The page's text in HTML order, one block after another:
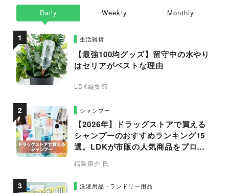
Daily
生活雑貨
【最強100均グッズ】留守中の水やり
はセリアがベストな理由
LDK編集部
シャンプー
【2026年】ドラッグストアで買える
シャンプーのおすすめランキング15
選。LDKが市販の人気商品をプロと
福島康介 氏
洗濯用品・ランドリー用品
Weekly Monthly